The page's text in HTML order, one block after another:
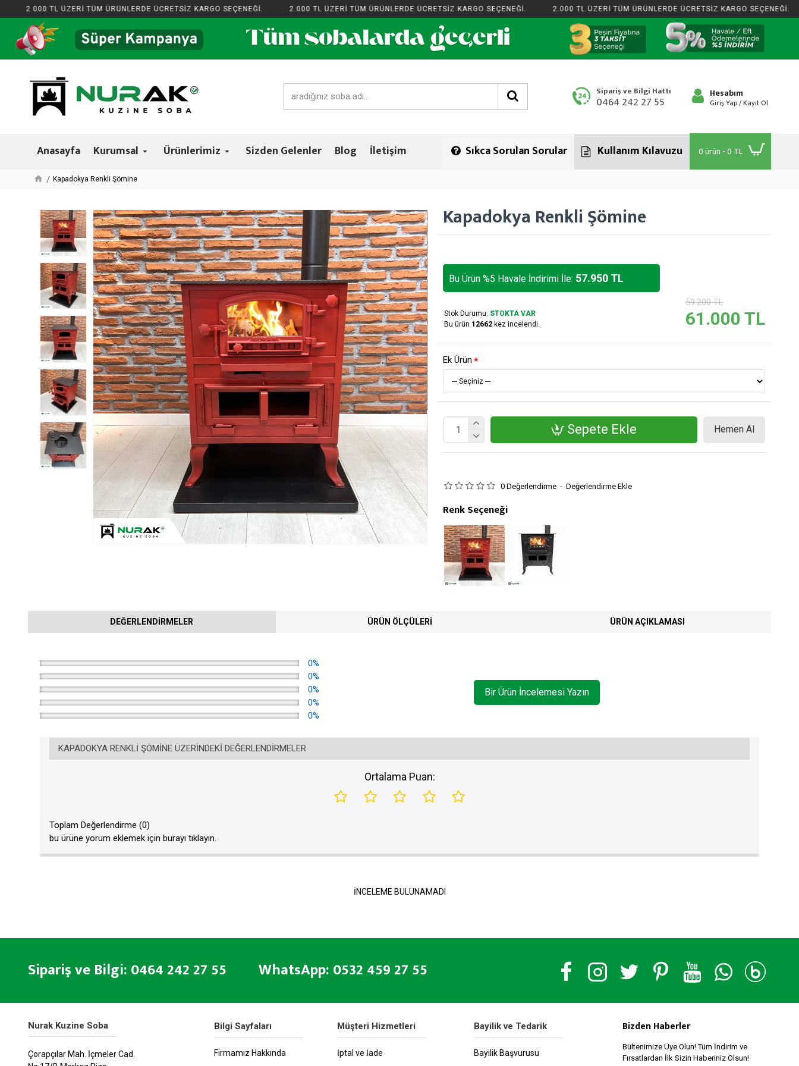
2.000 TL ÜZERİ TÜM ÜRÜNLERDE ÜCRETSİZ KARGO SEÇENEĞİ. 2.000 TL ÜZERİ TÜM ÜRÜNLERDE ÜCRETSİZ KARGO SEÇENEĞİ. 2.000 TL ÜZERİ TÜM ÜRÜNLERDE ÜCRETSİZ KARGO SEÇENEĞİ.
Sipariş ve Bilgi Hattı
0464 242 27 55
Hesabım
Giriş Yap / Kayıt Ol
Anasayfa Kurumsal Ürünlerimiz Sizden Gelenler Blog İletişim Sıkca Sorulan Sorular Kullanım Kılavuzu 0 ürün - 0 TL
Kapadokya Renkli Şömine
Kapadokya Renkli Şömine
Bu Ürün %5 Havale İndirimi İle: 57.950 TL
Stok Durumu: STOKTA VAR
Bu ürün 12662kez incelendi.
0 Değerlendirme - Değerlendirme Ekle
61.000 TL
59.200 TL
Ek Ürün
Sepete Ekle Hemen Al
Renk Seçeneği
DEĞERLENDIRMELER ÜRÜN ÖLÇÜLERI ÜRÜN AÇIKLAMASI
0%
0%
0%
0%
0%
Bir Ürün İncelemesi Yazın
KAPADOKYA RENKLI ŞÖMINE ÜZERINDEKI DEĞERLENDIRMELER
Ortalama Puan:
Toplam Değerlendirme (0)
bu ürüne yorum eklemek için burayı tıklayın.
İNCELEME BULUNAMADI
Sipariş ve Bilgi: 0464 242 27 55 WhatsApp: 0532 459 27 55
Nurak Kuzine Soba
Çorapçılar Mah. İçmeler Cad.
Bilgi Sayfaları
Firmamız Hakkında
Müşteri Hizmetleri
İptal ve İade
Bayilik ve Tedarik
Bayilik Başvurusu
Bizden Haberler
Bültenimize Üye Olun! Tüm İndirim ve
Fırsatlardan İlk Sizin Haberiniz Olsun!